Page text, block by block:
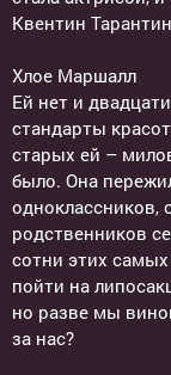
Квентин
Хлое Маршалл
Ей нет и
стандарты
старых ей –
было. Она
одноклассников,
родственников
сотни этих
пойти на
но разве мы
за нас?